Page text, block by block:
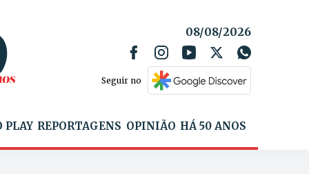
08/08/2026
Seguir no
PLAY REPORTAGENS OPINIÃO HÁ 50 ANOS